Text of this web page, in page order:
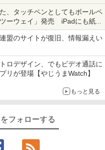
の対策として
、タッチペンとしてもボールペ
ーウェイ」発売 iPadにも紙に
盟のサイトが復旧、情報漏えい
ロデザイン、でもビデオ通話に
リが登場【やじうまWatch】
もっと見る
フォローする